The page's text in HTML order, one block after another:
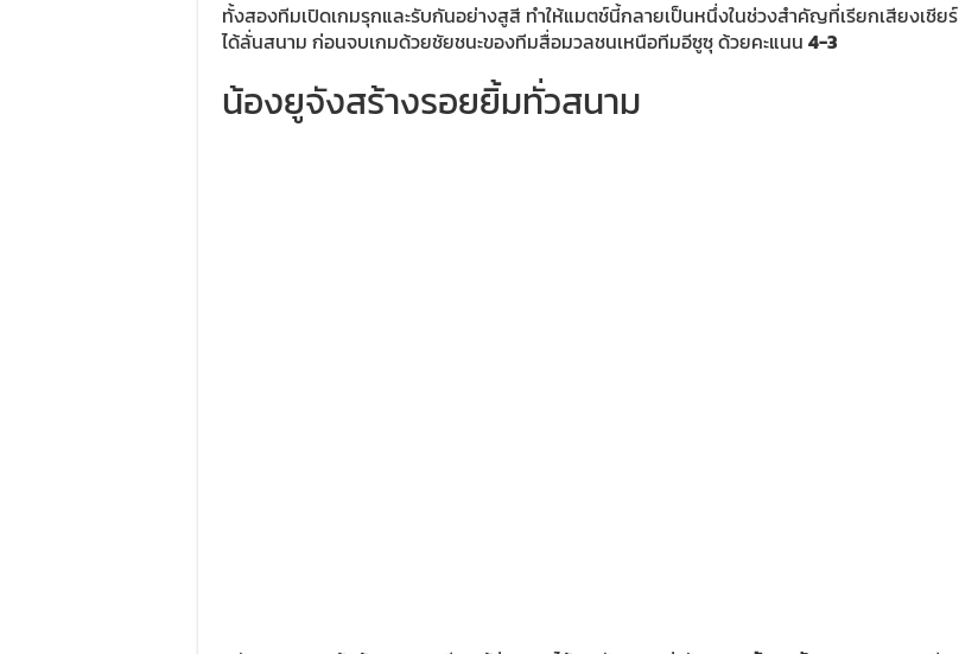
ทั้งสองทีมเปิดเกมรุกและรับกันอย่างสูสี ทำให้แมตช์นี้กลายเป็นหนึ่งในช่วงสำคัญที่เรียกเสียงเชียร์
ได้ลั่นสนาม ก่อนจบเกมด้วยชัยชนะของทีมสื่อมวลชนเหนือทีมอีซูซุ ด้วยคะแนน 4-3
น้องยูจังสร้างรอยยิ้มทั่วสนาม